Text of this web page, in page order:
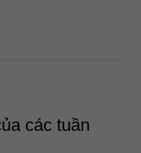
các tuần